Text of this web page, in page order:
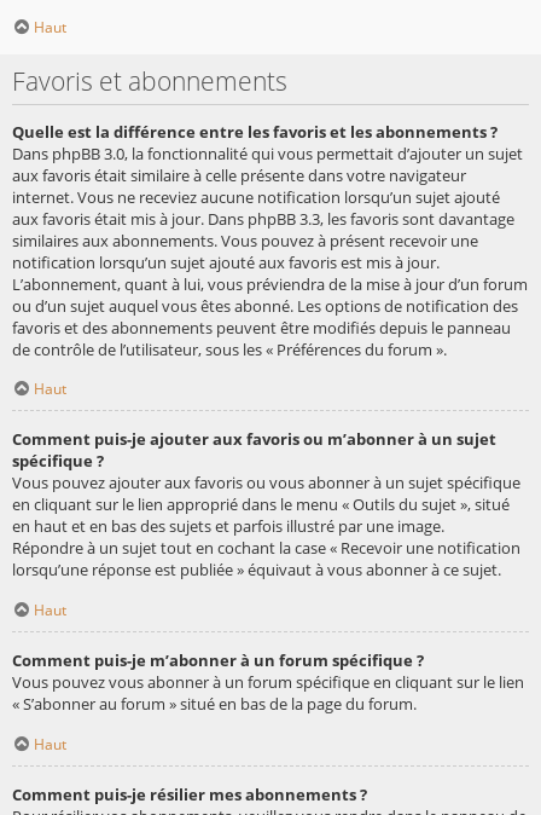
Haut
Favoris et abonnements
Quelle est la différence entre les favoris et les abonnements ?
Dans phpBB 3.0, la fonctionnalité qui vous permettait d’ajouter un sujet
aux favoris était similaire à celle présente dans votre navigateur
internet. Vous ne receviez aucune notification lorsqu’un sujet ajouté
aux favoris était mis à jour. Dans phpBB 3.3, les favoris sont davantage
similaires aux abonnements. Vous pouvez à présent recevoir une
notification lorsqu’un sujet ajouté aux favoris est mis à jour.
L’abonnement, quant à lui, vous préviendra de la mise à jour d’un forum
ou d’un sujet auquel vous êtes abonné. Les options de notification des
favoris et des abonnements peuvent être modifiés depuis le panneau
de contrôle de l’utilisateur, sous les « Préférences du forum ».
Haut
Comment puis-je ajouter aux favoris ou m’abonner à un sujet
spécifique ?
Vous pouvez ajouter aux favoris ou vous abonner à un sujet spécifique
en cliquant sur le lien approprié dans le menu « Outils du sujet », situé
en haut et en bas des sujets et parfois illustré par une image.
Répondre à un sujet tout en cochant la case « Recevoir une notification
lorsqu’une réponse est publiée » équivaut à vous abonner à ce sujet.
Haut
Comment puis-je m’abonner à un forum spécifique ?
Vous pouvez vous abonner à un forum spécifique en cliquant sur le lien
« S’abonner au forum » situé en bas de la page du forum.
Haut
Comment puis-je résilier mes abonnements ?